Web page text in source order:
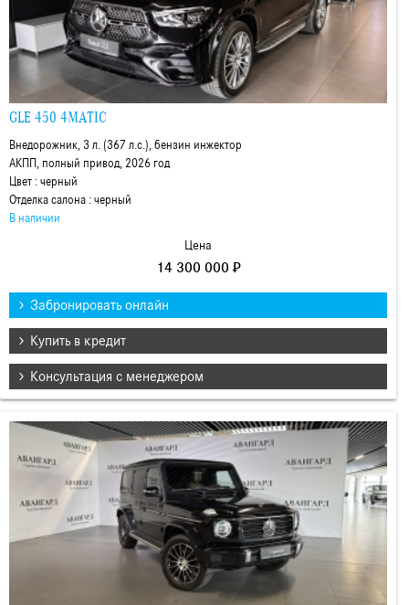
GLE 450 4MATIC
Внедорожник, 3 л. (367 л.с.), бензин инжектор
АКПП, полный привод, 2026 год
Цвет : черный
Отделка салона : черный
В наличии
Цена
14 300 000 ₽
Забронировать онлайн
Купить в кредит
Консультация с менеджером